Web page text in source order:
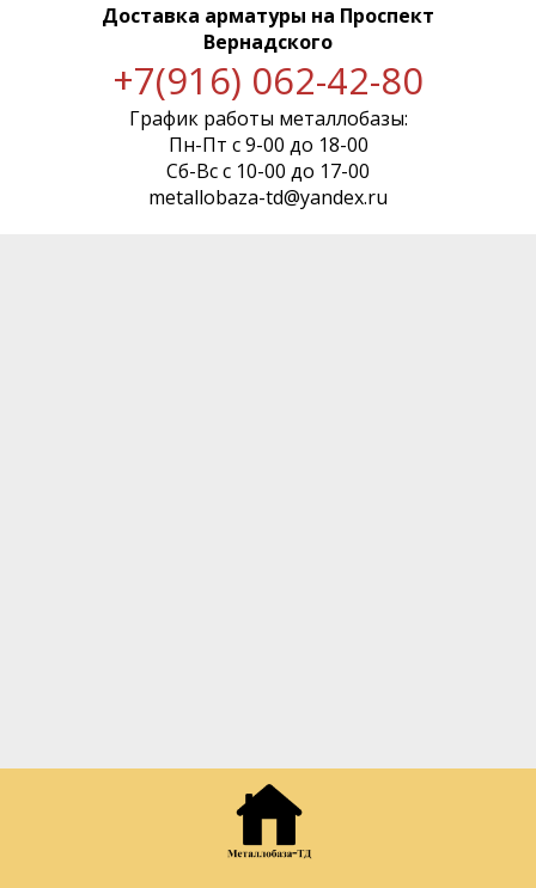
Доставка арматуры на Проспект
Вернадского
+7(916) 062-42-80
График работы металлобазы:
Пн-Пт с 9-00 до 18-00
Сб-Вс с 10-00 до 17-00
metallobaza-td@yandex.ru